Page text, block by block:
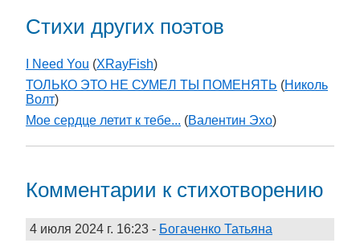
Стихи других поэтов
I Need You (XRayFish)
ТОЛЬКО ЭТО НЕ СУМЕЛ ТЫ ПОМЕНЯТЬ (Николь
Волт)
Мое сердце летит к тебе... (Валентин Эхо)
Комментарии к стихотворению
4 июля 2024 г. 16:23 - Богаченко Татьяна